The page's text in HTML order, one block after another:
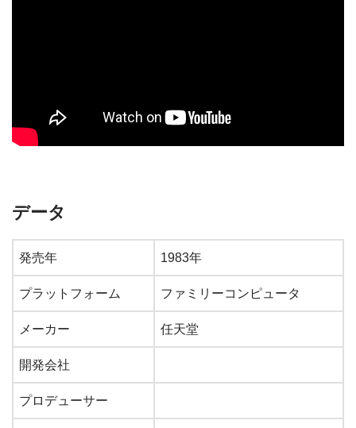
データ
発売年 1983年
プラットフォーム ファミリーコンピュータ
メーカー 任天堂
開発会社
プロデューサー